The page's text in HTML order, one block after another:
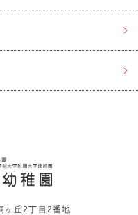
ヶ丘2丁目2番地